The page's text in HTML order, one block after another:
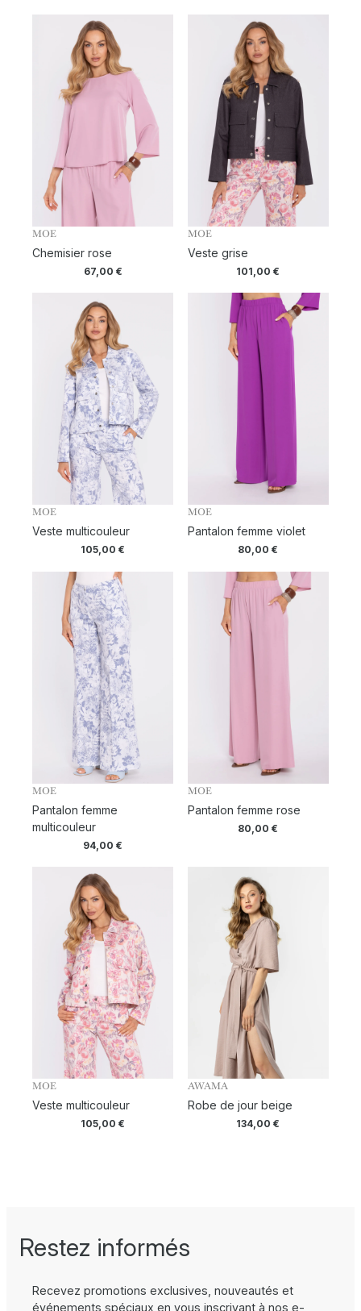
MOE
Chemisier rose
67,00 €
MOE
Veste grise
101,00€
MOE
Veste multicouleur
105,00€
MOE
Pantalon femme violet
80,00€
MOE
Pantalon femme
multicouleur
94,00€
MOE
Pantalon femme rose
80,00€
MOE
Veste multicouleur
105,00€
AWAMA
Robe de jour beige
134,00€
Restez informés
Recevez promotions exclusives, nouveautés et
événements spéciaux en vous inscrivant à nos e-